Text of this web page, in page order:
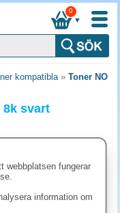
▼
0
kompatibla» Toner NO
8k svart
webbplatsen fungerar
information om